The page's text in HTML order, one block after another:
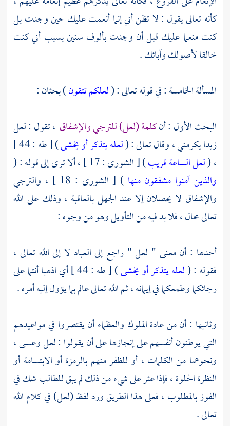
كأنه تعالى يقول : لا تظن أني إنما أنعمت عليك حين وجدت بل
كنت منعما عليك قبل أن وجدت بألوف سنين بسبب أني كنت
خالقا لأصولك وآبائك .
المسألة الخامسة : في قوله تعالى : (لعلكم تتقون) بحثان :
البحث الأول : أنكلمة (لعل) للترجي والإشفاق ، تقول : لعل
زيدا يكرمني ، وقال تعالى : (لعله يتذكر أو يخشى
) [ طه : 44 ]
، (لعل الساعة قريب) [ الشورى : 17 ] ، ألا ترى إلى قوله : (
والذين آمنوا مشفقون منها
) [ الشورى : 18 ] ، والترجي
والإشفاق لا يحصلان إلا عند الجهل بالعاقبة ، وذلك على الله
تعالى محال ، فلا بد فيه من التأويل وهو من وجوه :
أحدها : أن معنى " لعل " راجع إلى العباد لا إلى الله تعالى ،
فقوله : (لعله يتذكر أو يخشى
) [ طه : 44 ] أي اذهبا أنتما على
رجائكما وطمعكما في إيمانه ، ثم الله تعالى عالم بما يؤول إليه أمره .
وثانيها : أن من عادة الملوك والعظماء أن يقتصروا في مواعيدهم
التي يوطنون أنفسهم على إنجازها على أن يقولوا : لعل وعسى ،
ونحوهما من الكلمات ، أو للظفر منهم بالرمزة أو الابتسامة أو
النظرة الحلوة ، فإذا عثر على شيء من ذلك لم يبق للطالب شك في
الفوز بالمطلوب ، فعلى هذا الطريق ورد لفظ (لعل) في كلام الله
تعالى .